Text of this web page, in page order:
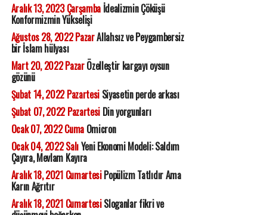
Aralık 13, 2023 Çarşambaİdealizmin Çöküşü
Konformizmin Yükselişi
Ağustos 28, 2022 PazarAllahsız ve Peygambersiz
bir İslam hülyası
Mart 20, 2022 PazarÖzelleştir kargayı oysun
gözünü
Şubat 14, 2022 PazartesiSiyasetin perde arkası
Şubat 07, 2022 PazartesiDin yorgunları
Ocak 07, 2022 CumaOmicron
Ocak 04, 2022 SalıYeni Ekonomi Modeli: Saldım
Çayıra, Mevlam Kayıra
Aralık 18, 2021 CumartesiPopülizm Tatlıdır Ama
Karın Ağrıtır
Aralık 18, 2021 CumartesiSloganlar fikri ve